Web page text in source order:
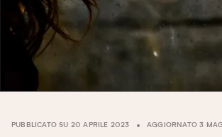
PUBBLICATO SU 20 APRILE 2023 AGGIORNATO 3